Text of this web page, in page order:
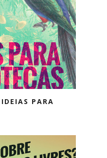
PARA